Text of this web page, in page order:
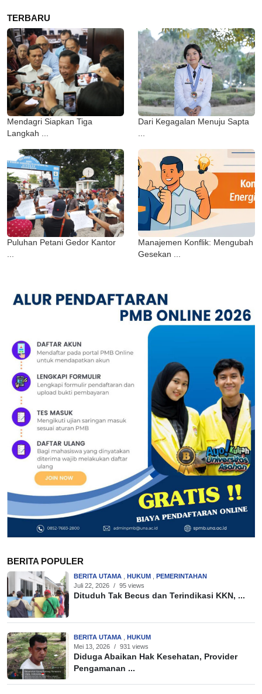
TERBARU
Mendagri Siapkan Tiga
Langkah ...
Dari Kegagalan Menuju Sapta
Puluhan Petani Gedor Kantor
Manajemen Konflik: Mengubah
Gesekan ...
BERITA POPULER
BERITA UTAMA HUKUM
PEMERINTAHAN
Juli 22, 2026 / 95 views
Dituduh Tak Becus dan Terindikasi KKN, ...
BERITA UTAMA , HUKUM
Mei 13, 2026 / 931 views
Diduga Abaikan Hak Kesehatan, Provider
Pengamanan ...